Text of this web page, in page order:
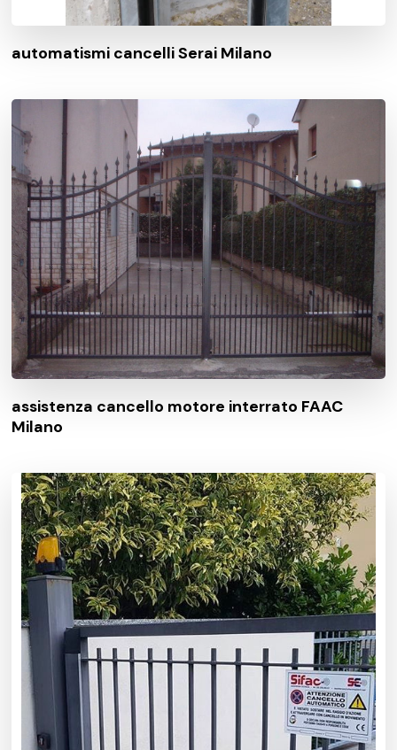
automatismi cancelli Serai Milano
assistenza cancello motore interrato FAAC
Milano